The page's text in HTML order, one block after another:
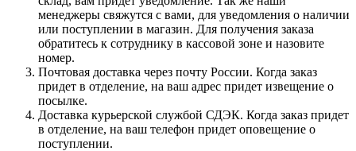
менеджеры свяжутся с вами, для уведомления о наличии
или поступлении в магазин. Для получения заказа
обратитесь к сотруднику в кассовой зоне и назовите
номер.
Почтовая доставка через почту России. Когда заказ
придет в отделение, на ваш адрес придет извещение о
посылке.
Доставка курьерской службой СДЭК. Когда заказ придет
в отделение, на ваш телефон придет оповещение о
поступлении.